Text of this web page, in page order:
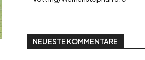
NEUESTE KOMMENTARE